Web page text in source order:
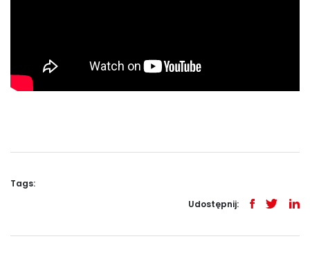
Tags:
Udostępnij: